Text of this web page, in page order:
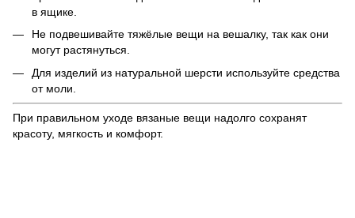
в ящике.
Не подвешивайте тяжёлые вещи на вешалку, так как они
могут растянуться.
Для изделий из натуральной шерсти используйте средства
от моли.
При правильном уходе вязаные вещи надолго сохранят
красоту, мягкость и комфорт.